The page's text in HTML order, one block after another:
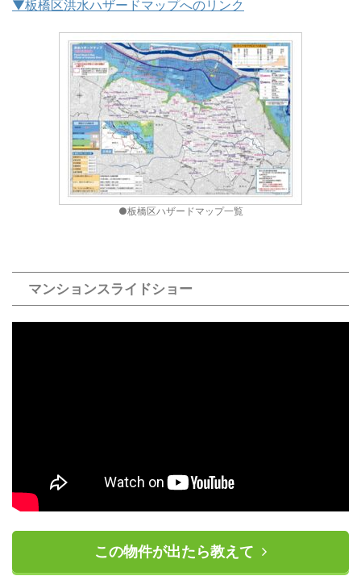
▼板橋区洪水ハザードマップへのリンク
●板橋区ハザードマップ一覧
マンションスライドショー
この物件が出たら教えて